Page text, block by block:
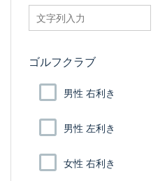
searchfilter_pro
ゴルフクラブ
男性 右利き
男性 左利き
女性 右利き